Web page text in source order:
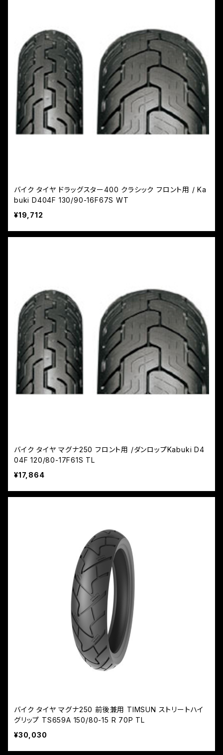
バイク タイヤ ドラッグスター400 クラシック フロント用 / Ka
buki D404F 130/90-16F67S WT
¥19,712
バイク タイヤ マグナ250 フロント用 /ダンロップKabuki D4
04F 120/80-17F61S TL
¥17,864
バイク タイヤ マグナ250 前後兼用 TIMSUN ストリートハイ
グリップ TS659A 150/80-15 R 70P TL
¥30,030